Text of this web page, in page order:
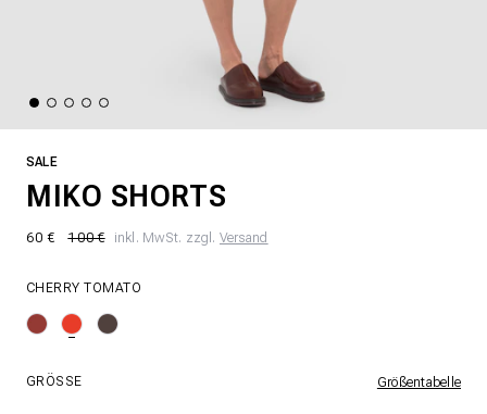
SALE
MIKO SHORTS
60 € 100 € inkl. MwSt. zzgl. Versand
CHERRY TOMATO
GRÖSSE Größentabelle